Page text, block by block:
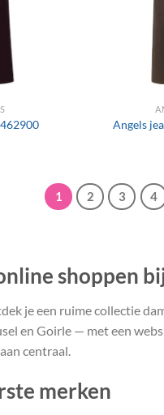
Angels
1 2 3 4
shoppen
je een ruime collectie
en Goirle — met een
centraal.
merken